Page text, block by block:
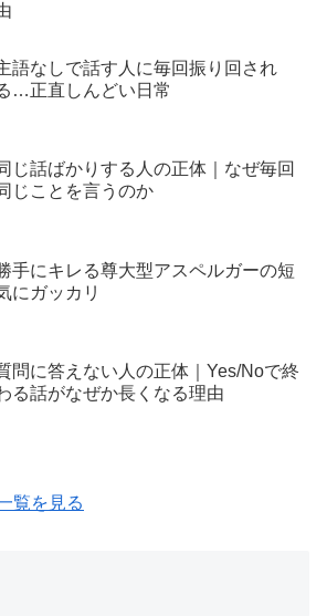
語なしで話す人に毎回振り回され
…正直しんどい日常
じ話ばかりする人の正体｜なぜ毎回
じことを言うのか
手にキレる尊大型アスペルガーの短
にガッカリ
問に答えない人の正体｜Yes/Noで終
る話がなぜか長くなる理由
覧を見る